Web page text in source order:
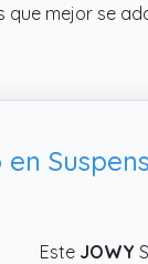
mejor se
Este JOWY